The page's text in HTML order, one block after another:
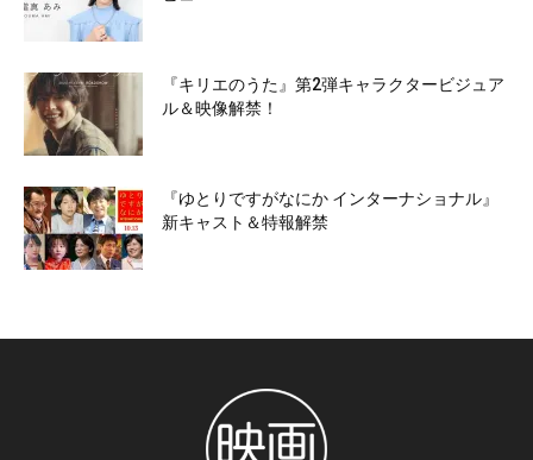
『キリエのうた』第2弾キャラクタービジュア
ル＆映像解禁！
『ゆとりですがなにか インターナショナル』
新キャスト＆特報解禁